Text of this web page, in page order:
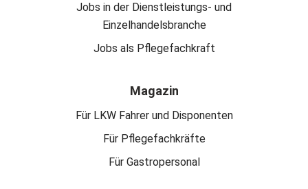
Jobs in der Dienstleistungs- und
Einzelhandelsbranche
Jobs als Pflegefachkraft
Magazin
Für LKW Fahrer und Disponenten
Für Pflegefachkräfte
Für Gastropersonal